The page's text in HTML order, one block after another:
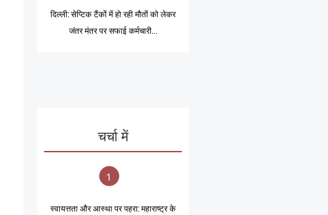
दिल्ली: सेप्टिक टैंकों में हो रही मौतों को लेकर
जंतर मंतर पर सफाई कर्मचारी...
चर्चा में
1
स्वायत्तता और आस्था पर पहरा: महाराष्ट्र के